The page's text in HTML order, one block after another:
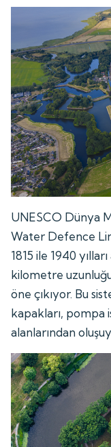
UNESCO Dünya
Water Defence
1815 ile 1940
kilometre
öne çıkıyor. Bu
kapakları, pompa
alanlarından